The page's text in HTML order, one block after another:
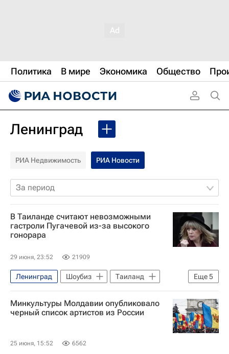
Политика В мире Экономика Общество
Ленинград
РИА Недвижимость РИА Новости
За период
В Таиланде считают невозможными
гастроли Пугачевой из-за высокого
гонорара
29 июня, 23:52 21909
Еще5
Ленинград Шоубиз
Таиланд
Пхукет (остров)
Паттайя
Алла Пугачева
Диана Арбенина
Минкультуры Молдавии опубликовало
черный список артистов из России
25 июня, 15:52 6562